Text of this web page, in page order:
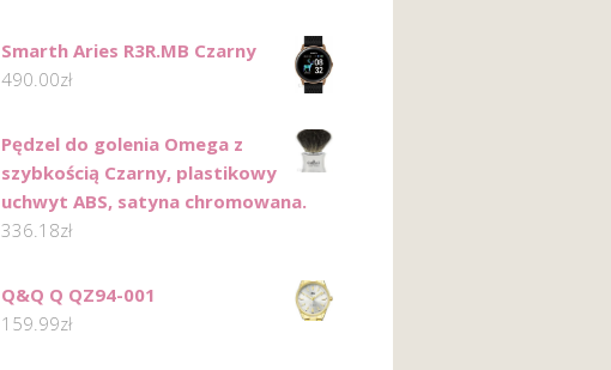
Smarth Aries R3R.MB Czarny
490.00zł
Pędzel do golenia Omega z
szybkością Czarny, plastikowy
uchwyt ABS, satyna chromowana.
336.18zł
Q&Q Q QZ94-001
159.99zł